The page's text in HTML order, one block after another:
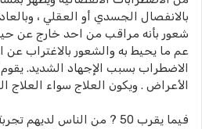
بالانفصال الجسدي أو العقلي ،
شعور بأنه مراقب من احد خارج عن
عم ما يحيط به والشعور بالاغتراب عن
الاضطراب بسبب الإجهاد الشديد.
الأعراض . ويكون العلاج سواء العلاج
فيما يقرب 50 ? من الناس